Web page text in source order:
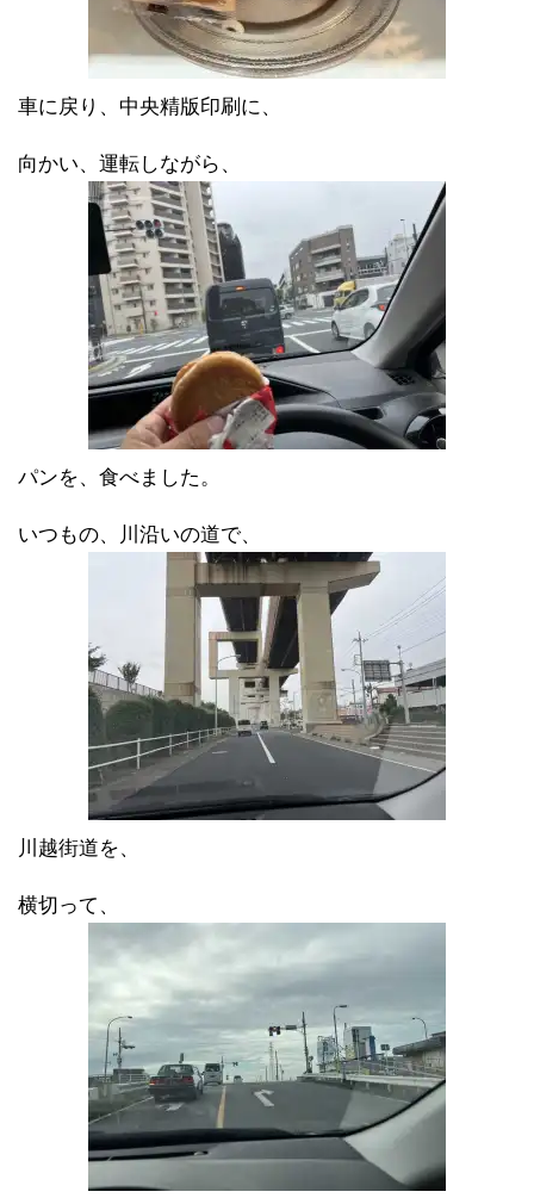
車に戻り、中央精版印刷に、
向かい、運転しながら、
パンを、食べました。
いつもの、川沿いの道で、
川越街道を、
横切って、